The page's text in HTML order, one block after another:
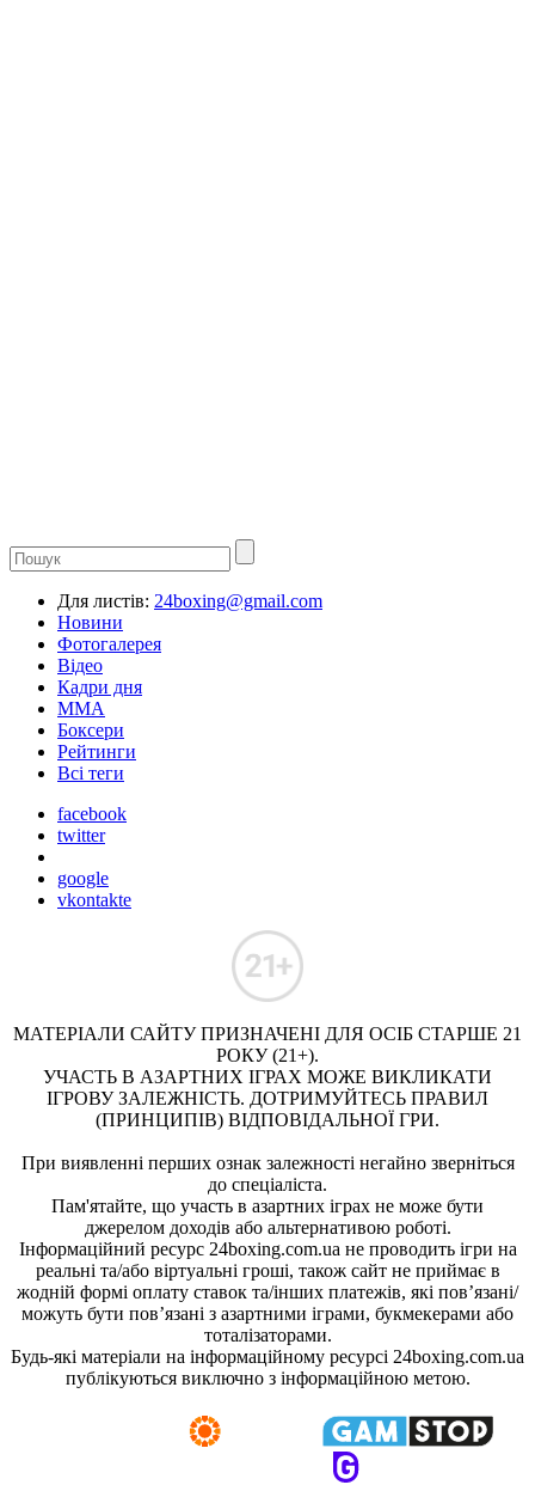
Для листів: 24boxing@gmail.com
Новини
Фотогалерея
Відео
Кадри дня
ММА
Боксери
Рейтинги
Всі теги
facebook
twitter
google
vkontakte
МАТЕРІАЛИ САЙТУ ПРИЗНАЧЕНІ ДЛЯ ОСІБ СТАРШЕ 21
РОКУ (21+).
УЧАСТЬ В АЗАРТНИХ ІГРАХ МОЖЕ ВИКЛИКАТИ
ІГРОВУ ЗАЛЕЖНІСТЬ. ДОТРИМУЙТЕСЬ ПРАВИЛ
(ПРИНЦИПІВ) ВІДПОВІДАЛЬНОЇ ГРИ.
При виявленні перших ознак залежності негайно зверніться
до спеціаліста.
Пам'ятайте, що участь в азартних іграх не може бути
джерелом доходів або альтернативою роботі.
Інформаційний ресурс 24boxing.com.ua не проводить ігри на
реальні та/або віртуальні гроші, також сайт не приймає в
жодній формі оплату ставок та/інших платежів, які пов’язані/
можуть бути пов’язані з азартними іграми, букмекерами або
тоталізаторами.
Будь-які матеріали на інформаційному ресурсі 24boxing.com.ua
публікуються виключно з інформаційною метою.